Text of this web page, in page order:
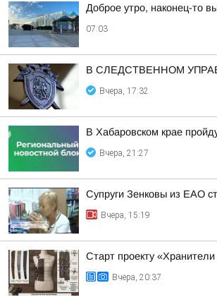
Доброе утро, наконец-то
07:03
В СЛЕДСТВЕННОМ
Вчера, 17:32
В Хабаровском крае
Вчера, 21:27
Супруги Зенковы из ЕАО
Вчера, 15:19
Старт проекту
Вчера, 20:37